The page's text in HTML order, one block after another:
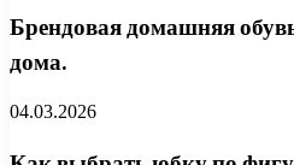
Брендовая домашняя
дома.
04.03.2026